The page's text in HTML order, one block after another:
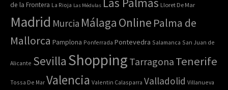
de la Frontera La Rioja Las Médulas Lloret De Mar
Madrid Murcia Málaga Online Palma de
Mallorca Pamplona Ponferrada Pontevedra Salamanca San Juan de
Alicante Sevilla Shopping Tarragona Tenerife
Tossa De Mar Valencia Valentin Calasparra Valladolid Villanueva